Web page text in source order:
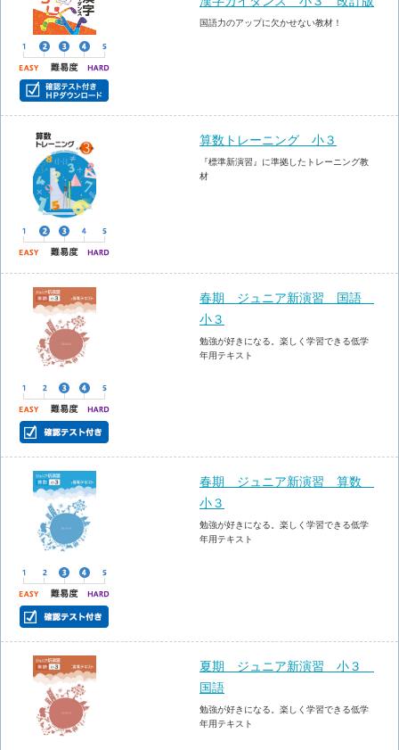
国語力のアップに欠かせない教材！
算数トレーニング 小３
『標準新演習』に準拠したトレーニング教
材
春期 ジュニア新演習 国語
小３
勉強が好きになる。楽しく学習できる低学
年用テキスト
春期 ジュニア新演習 算数
小３
勉強が好きになる。楽しく学習できる低学
年用テキスト
夏期 ジュニア新演習 小３
国語
勉強が好きになる。楽しく学習できる低学
年用テキスト